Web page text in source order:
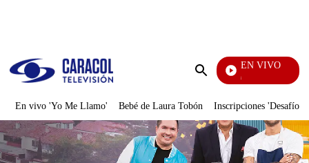
Enviar
EN VIVO
Pura Diversión
En vivo 'Yo Me Llamo' Bebé de Laura Tobón Inscripciones 'Desafío'